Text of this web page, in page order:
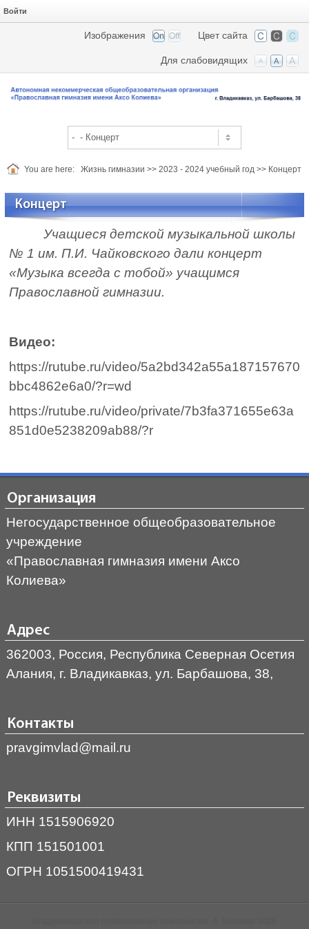
Войти
Цвет сайта
Изображения
Для слабовидящих
You are here: Жизнь гимназии >> 2023 - 2024 учебный год >> Концерт
Концерт
Учащиеся детской музыкальной школы
№ 1 им. П.И. Чайковского дали концерт
«Музыка всегда с тобой» учащимся
Православной гимназии.
Видео:
https://rutube.ru/video/5a2bd342a55a187157670
bbc4862e6a0/?r=wd
https://rutube.ru/video/private/7b3fa371655e63a
851d0e5238209ab88/?r
Организация
Негосударственное общеобразовательное
учреждение
«Православная гимназия имени Аксо
Колиева»
Адрес
362003, Россия, Республика Северная Осетия
Алания, г. Владикавказ, ул. Барбашова, 38,
Контакты
pravgimvlad@mail.ru
Реквизиты
ИНН 1515906920
КПП 151501001
ОГРН 1051500419431